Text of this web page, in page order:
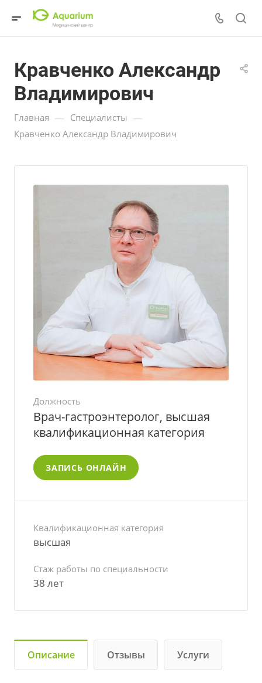
Кравченко Александр
Владимирович
Главная — Специалисты —
Кравченко Александр Владимирович
Должность
Врач-гастроэнтеролог, высшая
квалификационная категория
ЗАПИСЬ ОНЛАЙН
Квалификационная категория
высшая
Стаж работы по специальности
38 лет
Описание Отзывы Услуги